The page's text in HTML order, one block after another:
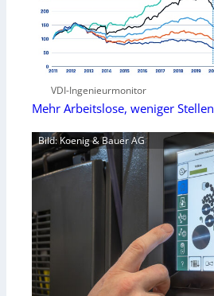
VDI-Ingenieurmonitor
Mehr Arbeitslose, weniger Stellen
Bild: Koenig & Bauer AG